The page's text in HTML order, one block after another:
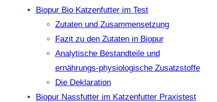
Biopur Bio Katzenfutter im Test
Zutaten und Zusammensetzung
Fazit zu den Zutaten in Biopur
Analytische Bestandteile und
ernährungs-physiologische Zusatzstoffe
Die Deklaration
Biopur Nassfutter im Katzenfutter Praxistest